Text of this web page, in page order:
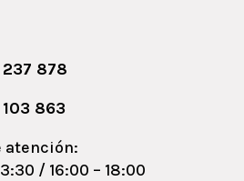
878
863
atención:
/ 16:00 – 18:00